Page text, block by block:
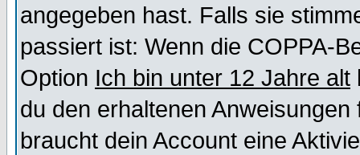
angegeben hast. Falls sie
passiert ist: Wenn die COPPA-
Option Ich bin unter 12 Jahre alt
du den erhaltenen
braucht dein Account eine